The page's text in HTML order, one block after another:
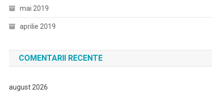
mai 2019
aprilie 2019
COMENTARII RECENTE
august 2026